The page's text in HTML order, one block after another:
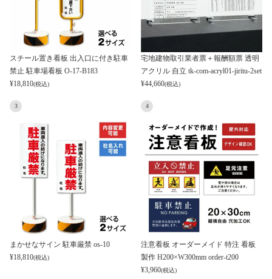
スチール置き看板 出入口に付き駐車
禁止 駐車場看板 O-17-B183
¥18,810(税込)
宅地建物取引業者票＋報酬額票 透明
アクリル 自立 tk-com-acryl01-jiritu-2set
¥44,660(税込)
3
まかせなサイン 駐車厳禁 os-10
¥18,810(税込)
4
注意看板 オーダーメイド 特注 看板
製作 H200×W300mm order-t200
¥3,960(税込)